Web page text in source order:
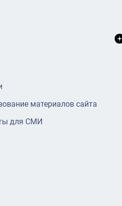
материалов сайта
для СМИ